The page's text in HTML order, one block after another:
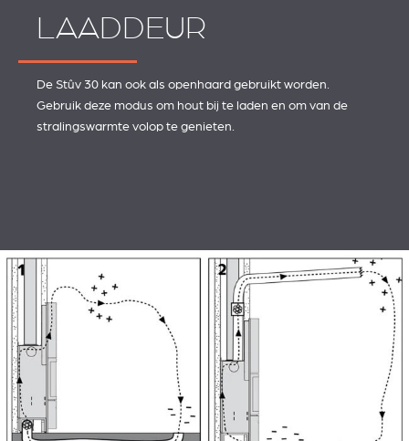
LAADDEUR
De Stûv 30 kan ook als openhaard gebruikt worden.
Gebruik deze modus om hout bij te laden en om van de
stralingswarmte volop te genieten.